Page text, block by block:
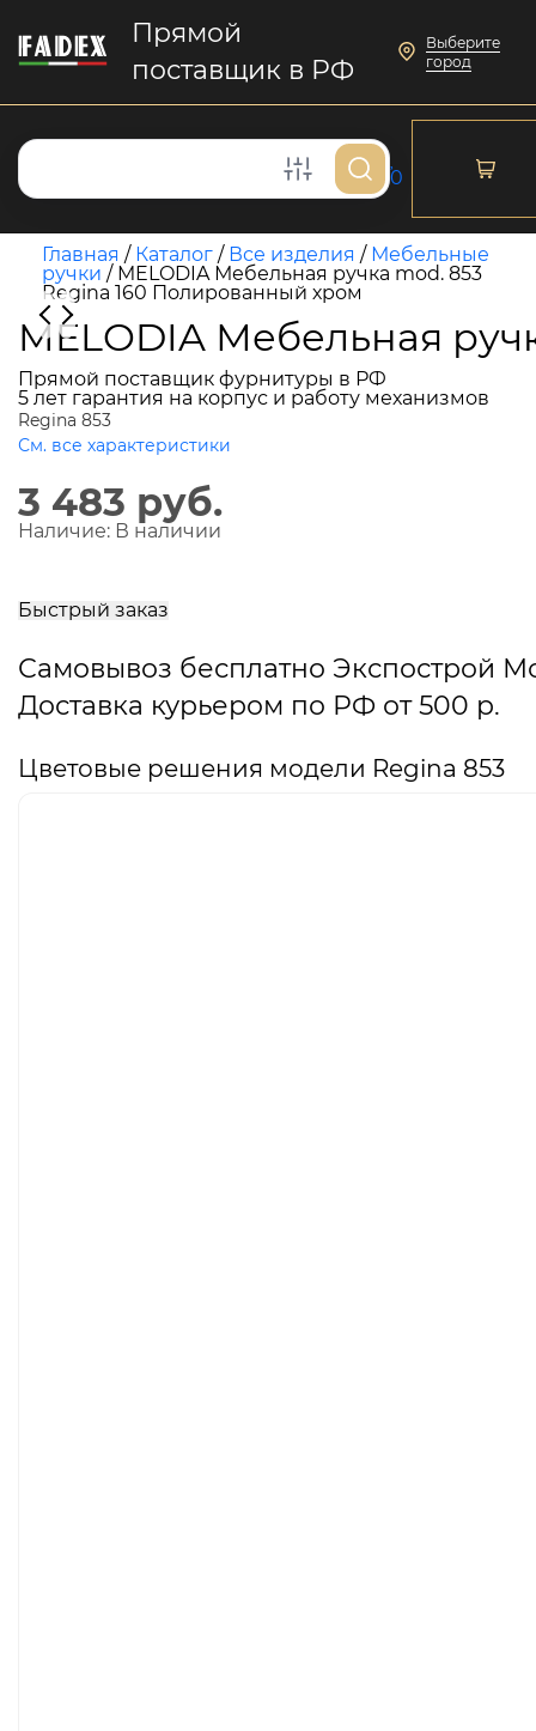
Прямой
поставщик в РФ
Выберите
город
0
Главная / Каталог / Все изделия / Мебельные
ручки / MELODIA Мебельная ручка mod. 853
Regina 160 Полированный хром
MELODIA Мебельная
Прямой поставщик фурнитуры в РФ
5 лет гарантия на корпус и работу механизмов
Regina 853
См. все характеристики
3 483 руб.
Наличие: В наличии
Быстрый заказ
Самовывоз бесплатно Экспострой
Доставка курьером по РФ от 500 р.
Цветовые решения модели Regina 853